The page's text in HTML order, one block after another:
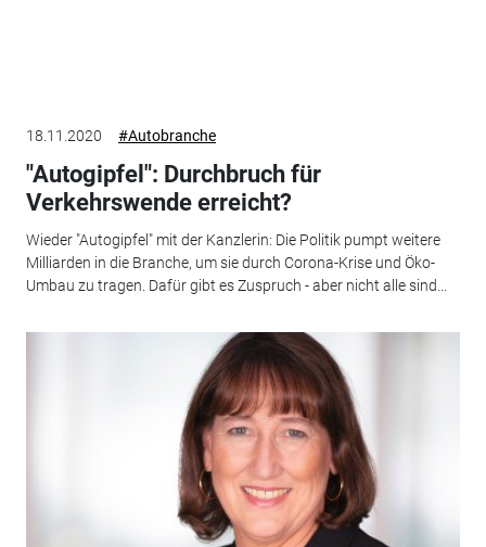
18.11.2020 #Autobranche
"Autogipfel": Durchbruch für
Verkehrswende erreicht?
Wieder "Autogipfel" mit der Kanzlerin: Die Politik pumpt weitere
Milliarden in die Branche, um sie durch Corona-Krise und Öko-
Umbau zu tragen. Dafür gibt es Zuspruch - aber nicht alle sind...